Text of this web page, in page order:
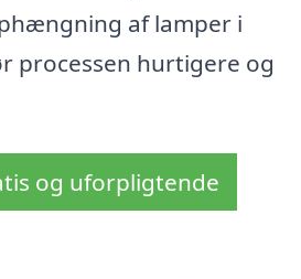
af lamper i
processen hurtigere og
og uforpligtende